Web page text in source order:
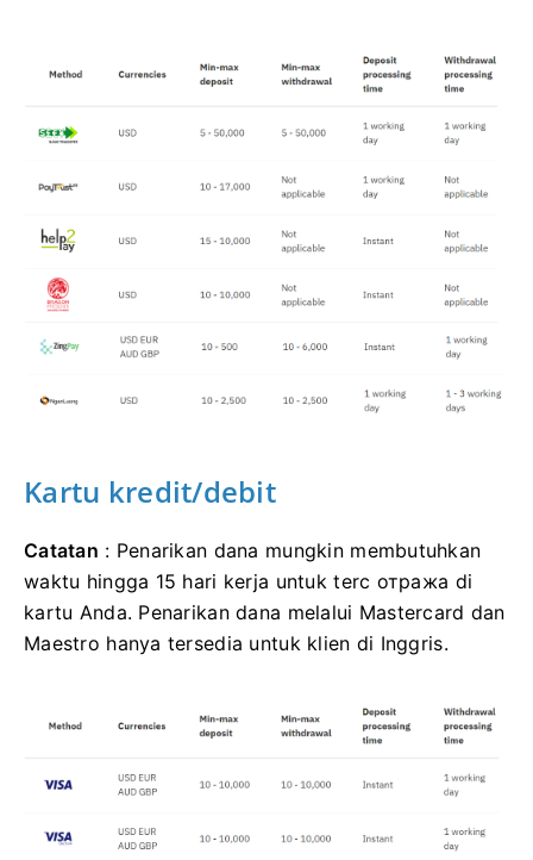
Kartu kredit/debit
Catatan : Penarikan dana mungkin membutuhkan
waktu hingga 15 hari kerja untuk terc отража di
kartu Anda. Penarikan dana melalui Mastercard dan
Maestro hanya tersedia untuk klien di Inggris.